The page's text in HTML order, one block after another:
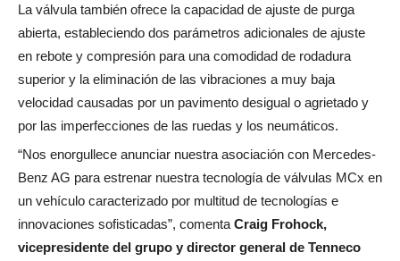
La válvula también ofrece la capacidad de ajuste de purga
abierta, estableciendo dos parámetros adicionales de ajuste
en rebote y compresión para una comodidad de rodadura
superior y la eliminación de las vibraciones a muy baja
velocidad causadas por un pavimento desigual o agrietado y
por las imperfecciones de las ruedas y los neumáticos.
“Nos enorgullece anunciar nuestra asociación con Mercedes-
Benz AG para estrenar nuestra tecnología de válvulas MCx en
un vehículo caracterizado por multitud de tecnologías e
innovaciones sofisticadas”, comenta Craig Frohock,
vicepresidente del grupo y director general de Tenneco